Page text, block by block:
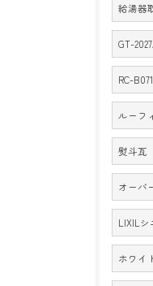
給湯器
GT-
RC-
ルーフ
熨斗瓦
オーバ
LIXILシ
ホワイ